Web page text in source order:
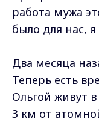
работа мужа
было для нас, я
Два месяца
Теперь есть
Ольгой живут
3 км от